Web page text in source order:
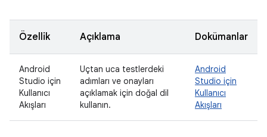
Özellik Açıklama Dokümanlar
Android
Studio için
Kullanıcı
Akışları
Uçtan uca testlerdeki
adımları ve onayları
açıklamak için doğal dil
kullanın.
Android
Studio için
Kullanıcı
Akışları